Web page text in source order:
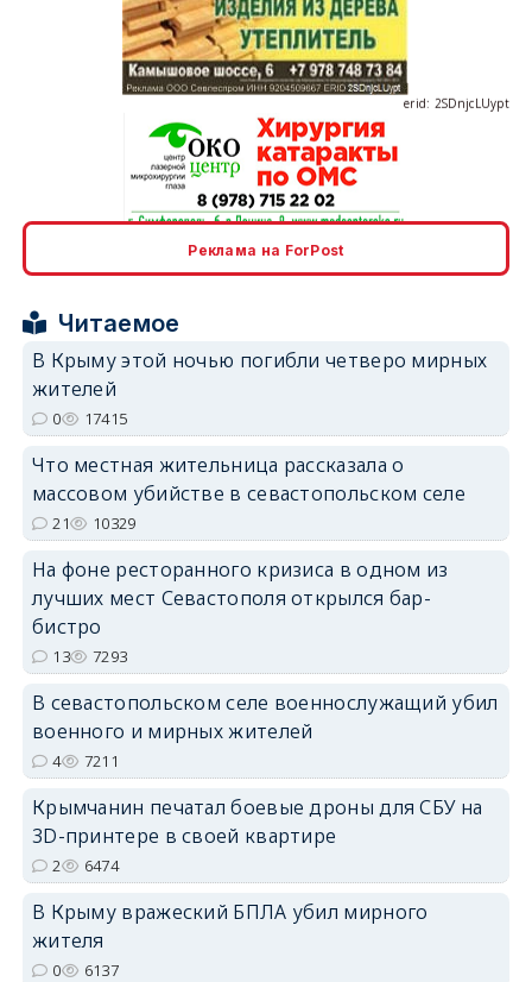
erid: 2SDnjcLUypt
erid: 2SDnjdvhGXG
Реклама на ForPost
Читаемое
В Крыму этой ночью погибли четверо мирных
жителей
0 17415
Что местная жительница рассказала о
массовом убийстве в севастопольском селе
21 10329
На фоне ресторанного кризиса в одном из
лучших мест Севастополя открылся бар-
бистро
13 7293
В севастопольском селе военнослужащий убил
военного и мирных жителей
4 7211
Крымчанин печатал боевые дроны для СБУ на
3D-принтере в своей квартире
2 6474
В Крыму вражеский БПЛА убил мирного
жителя
0 6137